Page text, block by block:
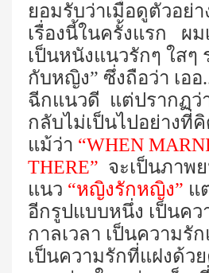
ยอมรับว่าเมื่อดูตัวอย่
เรื่องนี้ในครั้งแรก ผม
เป็นหนังแนวรักๆ ใสๆ
กับหญิง” ซึ่งถือว่า เอ
ฉีกแนวดี แต่ปรากฏว่
กลับไม่เป็นไปอย่างที่
แม้ว่า “WHEN
THERE” จะเป็นภาพ
แนว “หญิงรักหญิง” แ
อีกรูปแบบหนึ่ง เป็นค
กาลเวลา เป็นความรั
เป็นความรักที่แฝงด้ว